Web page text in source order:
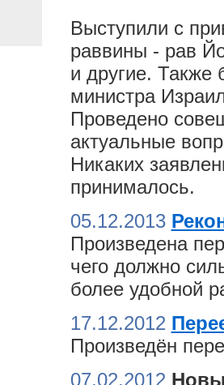
Выступили с
раввины - рав
и другие. Также
министра
Проведено
актуальные
Никаких
принималось.
05.12.2013
Произведена
чего должно
более удобной
17.12.2012
Произведён
07.02.2012